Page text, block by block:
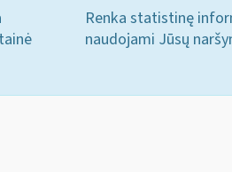
Renka statistinę
naudojami Jūsų